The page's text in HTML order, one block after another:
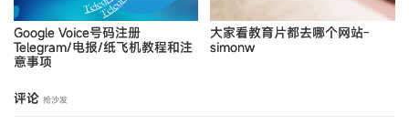
Google Voice号码注册
Telegram/电报/纸飞机教程和注
意事项
大家看教育片都去哪个网站-
simonw
评论 抢沙发